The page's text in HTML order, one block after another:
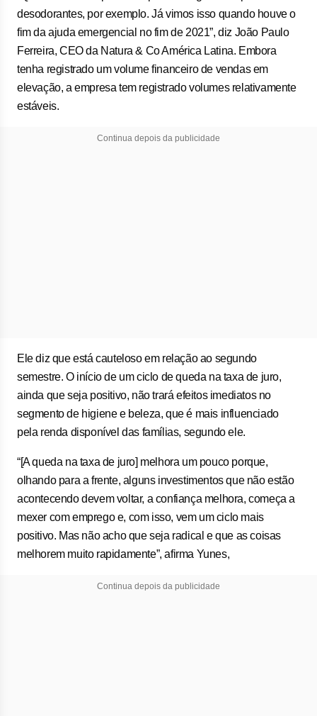
desodorantes, por exemplo. Já vimos isso quando houve o
fim da ajuda emergencial no fim de 2021”, diz João Paulo
Ferreira, CEO da Natura & Co América Latina. Embora
tenha registrado um volume financeiro de vendas em
elevação, a empresa tem registrado volumes relativamente
estáveis.
Continua depois da publicidade
Ele diz que está cauteloso em relação ao segundo
semestre. O início de um ciclo de queda na taxa de juro,
ainda que seja positivo, não trará efeitos imediatos no
segmento de higiene e beleza, que é mais influenciado
pela renda disponível das famílias, segundo ele.
“[A queda na taxa de juro] melhora um pouco porque,
olhando para a frente, alguns investimentos que não estão
acontecendo devem voltar, a confiança melhora, começa a
mexer com emprego e, com isso, vem um ciclo mais
positivo. Mas não acho que seja radical e que as coisas
melhorem muito rapidamente”, afirma Yunes,
Continua depois da publicidade